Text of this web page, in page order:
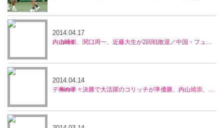
内山靖崇、関口周一、近藤大生が2回戦敗退／中国・フューチャーズ
2014.04.17
デ杯の準々決勝で大活躍のコリッチが準優勝、内山靖崇、近藤大生はベスト4の活躍／中国・フューチャーズ
2014.04.14